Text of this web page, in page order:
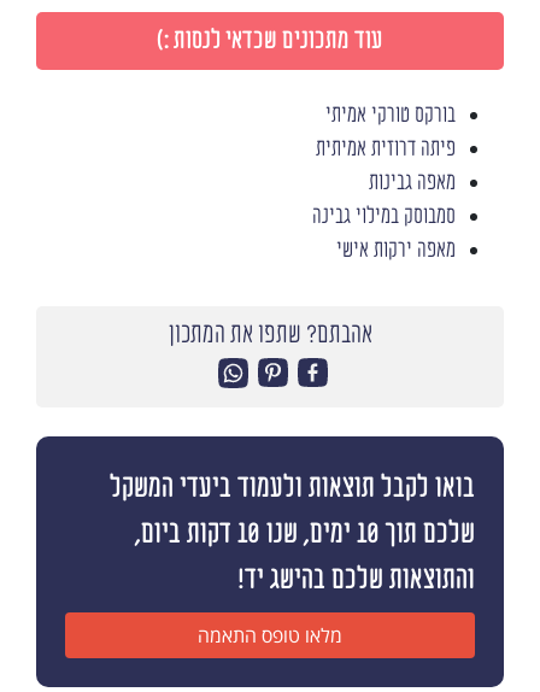
עוד מתכונים שכדאי לנסות :)
בורקס טורקי אמיתי
פיתה דרוזית אמיתית
מאפה גבינות
סמבוסק במילוי גבינה
מאפה ירקות אישי
אהבתם? שתפו את המתכון
בואו לקבל תוצאות ולעמוד ביעדי המשקל
שלכם תוך 10 ימים, שנו 10 דקות ביום,
והתוצאות שלכם בהישג יד!
מלאו טופס התאמה